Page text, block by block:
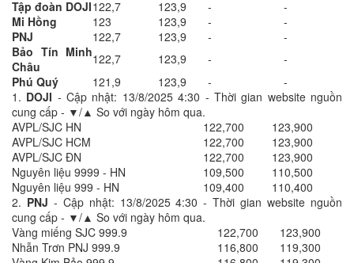
Tập đoàn DOJI122,7 123,9 -
-
Mi Hồng
123 123,9 -
-
PNJ
122,7 123,9 -
-
Bảo Tín Minh
Châu
122,7 123,9 -
-
Phú Quý
121,9 123,9 -
-
1. DOJI - Cập nhật: 13/8/2025 4:30 - Thời gian website nguồn
cung cấp - ▼/▲ So với ngày hôm qua.
AVPL/SJC HN
122,700
123,900
AVPL/SJC HCM
122,700
123,900
AVPL/SJC ĐN
122,700
123,900
Nguyên liệu 9999 - HN
109,500
110,500
Nguyên liệu 999 - HN
109,400
110,400
2. PNJ - Cập nhật: 13/8/2025 4:30 - Thời gian website nguồn
cung cấp - ▼/▲ So với ngày hôm qua.
Vàng miếng SJC 999.9
122,700
123,900
Nhẫn Trơn PNJ 999.9
116,800
119,300